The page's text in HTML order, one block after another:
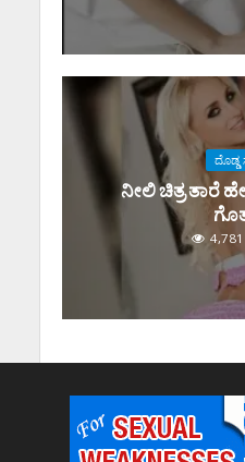
ದೊಡ್ಡ
ನೀಲಿ ಚಿತ್ರ ತಾರೆ